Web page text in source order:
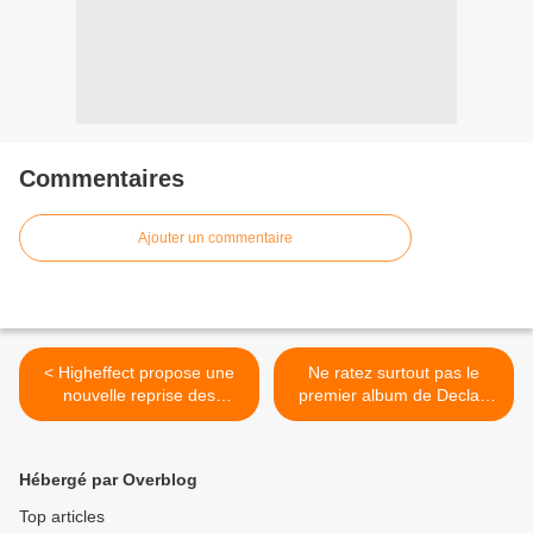
Commentaires
Ajouter un commentaire
< Higheffect propose une
nouvelle reprise des
années 80 !
Ne ratez surtout pas le
premier album de Declan
McKenna ! >
Hébergé par Overblog
Top articles